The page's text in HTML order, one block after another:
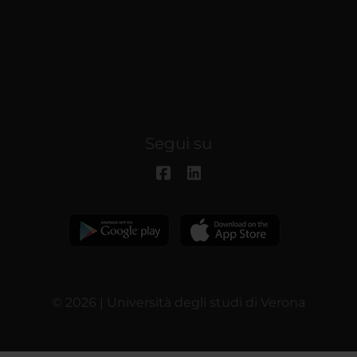
Segui su
© 2026 | Università degli studi di Verona